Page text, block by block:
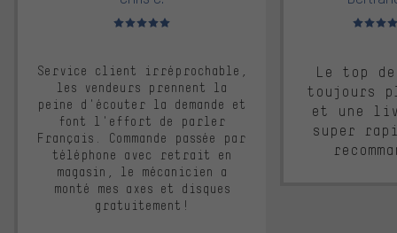
Note moyenne : 5 sur 5
Service client irréprochable,
les vendeurs prennent la
peine d'écouter la demande et
font l'effort de parler
Français. Commande passée par
téléphone avec retrait en
magasin, le mécanicien a
monté mes axes et disques
gratuitement!
Note
Le top
toujours
et une
super